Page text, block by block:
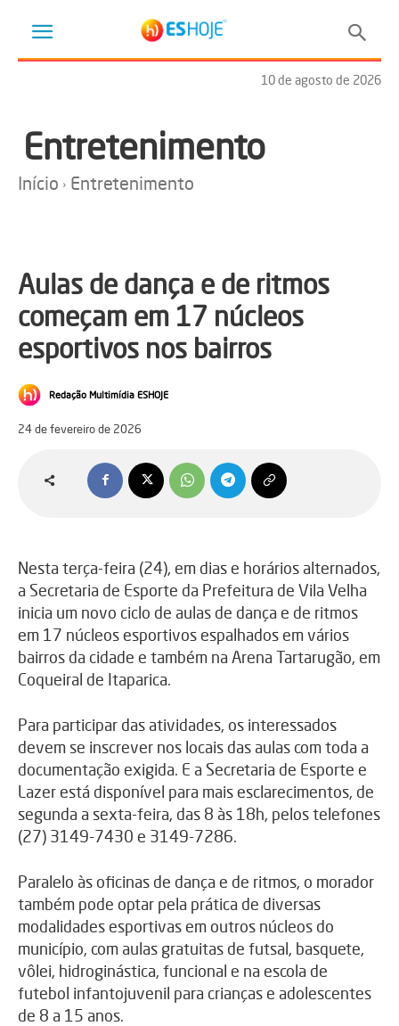
10 de agosto de 2026
Entretenimento
Início Entretenimento
Aulas de dança e de ritmos
começam em 17 núcleos
esportivos nos bairros
Redação Multimídia ESHOJE
24 de fevereiro de 2026
Nesta terça-feira (24), em dias e horários alternados,
a Secretaria de Esporte da Prefeitura de Vila Velha
inicia um novo ciclo de aulas de dança e de ritmos
em 17 núcleos esportivos espalhados em vários
bairros da cidade e também na Arena Tartarugão, em
Coqueiral de Itaparica.
Para participar das atividades, os interessados
devem se inscrever nos locais das aulas com toda a
documentação exigida. E a Secretaria de Esporte e
Lazer está disponível para mais esclarecimentos, de
segunda a sexta-feira, das 8 às 18h, pelos telefones
(27) 3149-7430 e 3149-7286.
Paralelo às oficinas de dança e de ritmos, o morador
também pode optar pela prática de diversas
modalidades esportivas em outros núcleos do
município, com aulas gratuitas de futsal, basquete,
vôlei, hidroginástica, funcional e na escola de
futebol infantojuvenil para crianças e adolescentes
de 8 a 15 anos.